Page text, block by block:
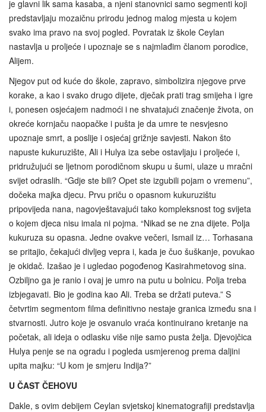
je glavni lik sama kasaba, a njeni stanovnici samo segmenti koji
predstavljaju mozaičnu prirodu jednog malog mjesta u kojem
svako ima pravo na svoj pogled. Povratak iz škole Ceylan
nastavlja u proljeće i upoznaje se s najmlađim članom porodice,
Alijem.
Njegov put od kuće do škole, zapravo, simbolizira njegove prve
korake, a kao i svako drugo dijete, dječak prati trag smijeha i igre
i, ponesen osjećajem nadmoći i ne shvatajući značenje života, on
okreće kornjaču naopačke i pušta je da umre te nesvjesno
upoznaje smrt, a poslije i osjećaj grižnje savjesti. Nakon što
napuste kukuruzište, Ali i Hulya iza sebe ostavljaju i proljeće i,
pridružujući se ljetnom porodičnom skupu u šumi, ulaze u mračni
svijet odraslih. “Gdje ste bili? Opet ste izgubili pojam o vremenu”,
dočeka majka djecu. Prvu priču o opasnom kukuruzištu
pripovijeda nana, nagovještavajući tako kompleksnost tog svijeta
o kojem djeca nisu imala ni pojma. “Nikad se ne zna dijete. Polja
kukuruza su opasna. Jedne ovakve večeri, Ismail iz… Torhasana
se pritajio, čekajući divljeg vepra i, kada je čuo šuškanje, povukao
je okidač. Izašao je i ugledao pogođenog Kasirahmetovog sina.
Ozbiljno ga je ranio i ovaj je umro na putu u bolnicu. Polja treba
izbjegavati. Bio je godina kao Ali. Treba se držati puteva.” S
četvrtim segmentom filma definitivno nestaje granica između sna i
stvarnosti. Jutro koje je osvanulo vraća kontinuirano kretanje na
početak, ali ideja o odlasku više nije samo pusta želja. Djevojčica
Hulya penje se na ogradu i pogleda usmjerenog prema daljini
upita majku: “U kom je smjeru Indija?”
U ČAST ČEHOVU
Dakle, s ovim debijem Ceylan svjetskoj kinematografiji predstavlja